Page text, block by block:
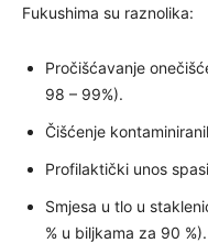
Fukushima su raznolika:
Pročišćavanje
98 – 99%).
Čišćenje
Profilaktički unos
Smjesa u tlo u
% u biljkama za 90 %).